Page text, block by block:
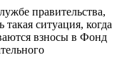
правительства,
ситуация, когда
взносы в Фонд